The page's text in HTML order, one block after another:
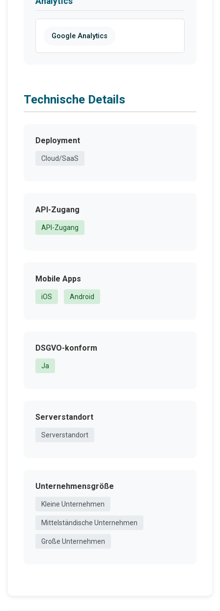
Google Analytics
Technische Details
Deployment
Cloud/SaaS
API-Zugang
API-Zugang
Mobile Apps
iOS Android
DSGVO-konform
Ja
Serverstandort
Serverstandort
Unternehmensgröße
Kleine Unternehmen
Mittelständische Unternehmen
Große Unternehmen